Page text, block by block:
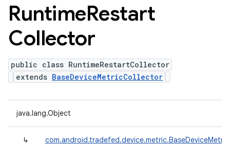
RuntimeRestart
Collector
public class RuntimeRestartCollector
extends BaseDeviceMetricCollector
java.lang.Object
↳